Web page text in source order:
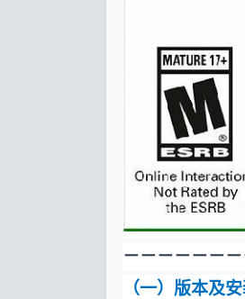
－－－－－－
（一）版本及安